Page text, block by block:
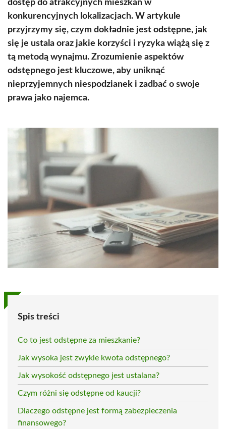
dostęp do atrakcyjnych mieszkań w
konkurencyjnych lokalizacjach. W artykule
przyjrzymy się, czym dokładnie jest odstępne, jak
się je ustala oraz jakie korzyści i ryzyka wiążą się z
tą metodą wynajmu. Zrozumienie aspektów
odstępnego jest kluczowe, aby uniknąć
nieprzyjemnych niespodzianek i zadbać o swoje
prawa jako najemca.
Spis treści
Co to jest odstępne za mieszkanie?
Jak wysoka jest zwykle kwota odstępnego?
Jak wysokość odstępnego jest ustalana?
Czym różni się odstępne od kaucji?
Dlaczego odstępne jest formą zabezpieczenia
finansowego?